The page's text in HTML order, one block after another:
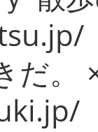
だ。